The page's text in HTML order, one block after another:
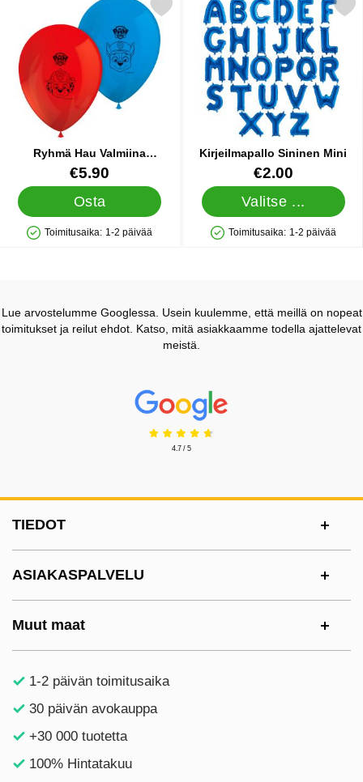
Ryhmä Hau Valmiina
Toimintaan Ilmapallot
Tuote.nro 34863
€5.90
Osta
Saatavuus: Varastossa
Toimitusaika: 1-2 päivää
ryhmä Hau Valmiina Toimintaan Ilmapallot suosikiksi
Kirjeilmapallo Sininen Mini
Tuote.nro 10960
€2.00
Valitse ...
Saatavuus: Varastossa
Toimitusaika: 1-2 päivää
Merkitse kirjeilmapallo
Lue arvostelumme Googlessa. Usein kuulemme, että meillä on nopeat
toimitukset ja reilut ehdot. Katso, mitä asiakkaamme todella ajattelevat
meistä.
Prisjakt Arvostelu: 4.7 Tähdet
4.7 / 5
TIEDOT
ASIAKASPALVELU
Muut maat
1-2 päivän toimitusaika
30 päivän avokauppa
+30 000 tuotetta
100% Hintatakuu